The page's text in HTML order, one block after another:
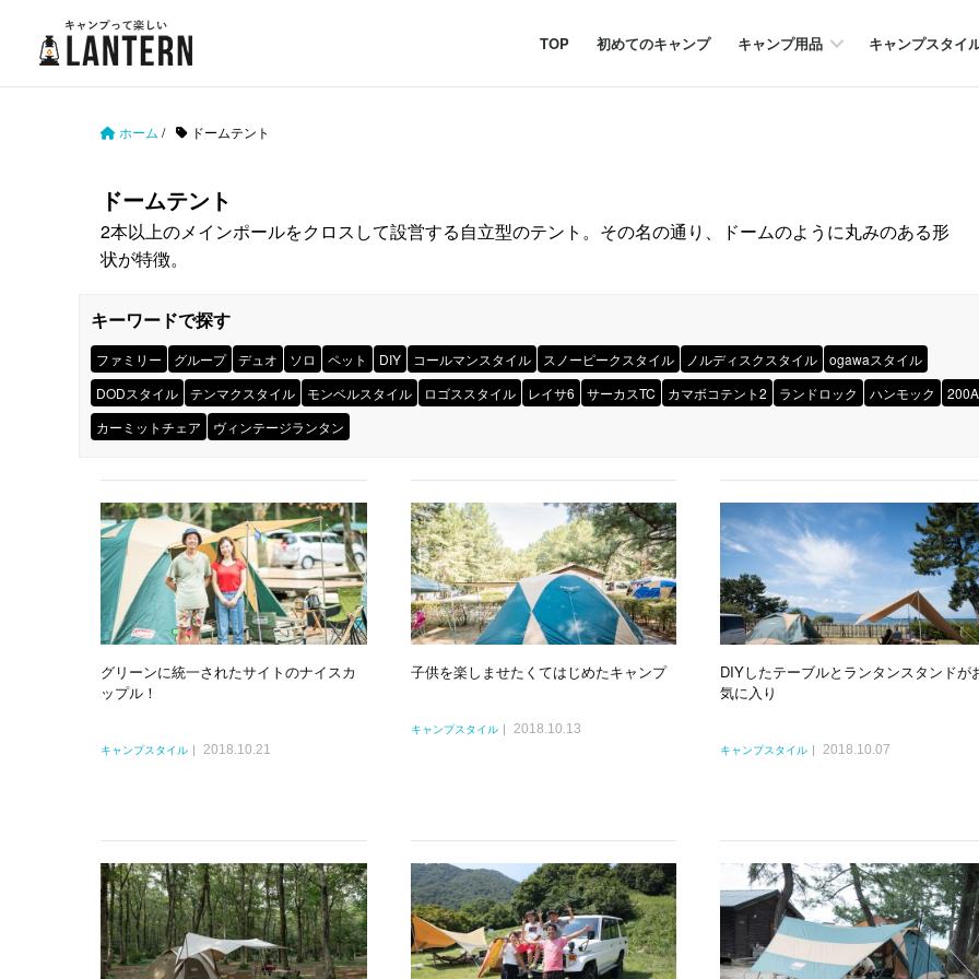
TOP 初めてのキャンプ キャンプ用品 キャンプスタイ
ホーム / ドームテント
ドームテント
2本以上のメインポールをクロスして設営する自立型のテント。その名の通り、ドームのように丸みのある形
状が特徴。
キーワードで探す
ファミリー グループ デュオ ソロ ペット DIY コールマンスタイル スノーピークスタイル ノルディスクスタイル
ogawaスタイル
DODスタイル
テンマクスタイル モンベルスタイル ロゴススタイル レイサ6 サーカスTC カマボコテント2 ランドロック ハンモック
200A
カーミットチェア
ヴィンテージランタン
グリーンに統一されたサイトのナイスカ
ップル！
キャンプスタイル 2018.10.21
子供を楽しませたくてはじめたキャンプ
キャンプスタイル 2018.10.13
DIYしたテーブルとランタンスタンドが
気に入り
キャンプスタイル 2018.10.07